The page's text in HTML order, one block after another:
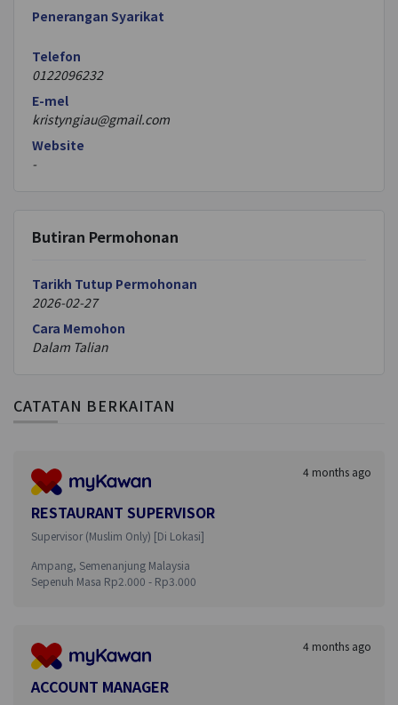
Penerangan Syarikat
Telefon
0122096232
E-mel
kristyngiau@gmail.com
Website
-
Butiran Permohonan
Tarikh Tutup Permohonan
2026-02-27
Cara Memohon
Dalam Talian
CATATAN BERKAITAN
RESTAURANT SUPERVISOR
Supervisor (Muslim Only) [Di Lokasi]
Ampang, Semenanjung Malaysia
Sepenuh Masa Rp2.000 - Rp3.000
4 months ago
ACCOUNT MANAGER
4 months ago